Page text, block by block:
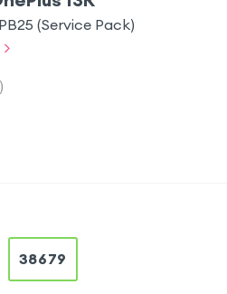
(Service Pack)
38679